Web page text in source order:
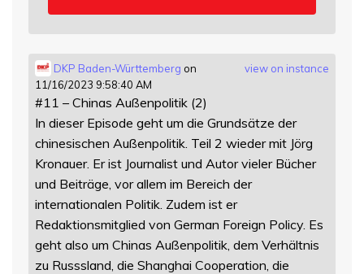
view on instance
DKP Baden-Württemberg on
11/16/2023 9:58:40 AM
#11 – Chinas Außenpolitik (2)
In dieser Episode geht um die Grundsätze der
chinesischen Außenpolitik. Teil 2 wieder mit Jörg
Kronauer. Er ist Journalist und Autor vieler Bücher
und Beiträge, vor allem im Bereich der
internationalen Politik. Zudem ist er
Redaktionsmitglied von German Foreign Policy. Es
geht also um Chinas Außenpolitik, dem Verhältnis
zu Russsland, die Shanghai Cooperation, die